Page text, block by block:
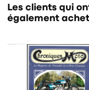
Les clients qui
également